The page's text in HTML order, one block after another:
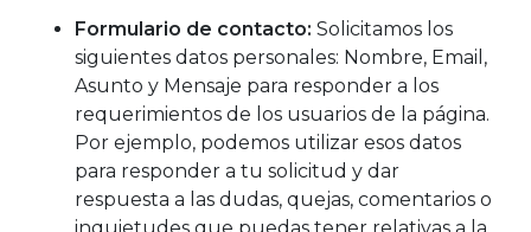
Formulario de contacto: Solicitamos los
siguientes datos personales: Nombre, Email,
Asunto y Mensaje para responder a los
requerimientos de los usuarios de la página.
Por ejemplo, podemos utilizar esos datos
para responder a tu solicitud y dar
respuesta a las dudas, quejas, comentarios o